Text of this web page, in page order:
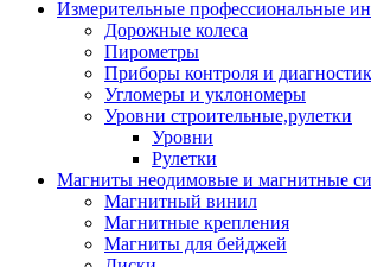
Измерительные профессиональные
Дорожные колеса
Пирометры
Приборы контроля и
Угломеры и уклономеры
Уровни строительные,рулетки
Уровни
Рулетки
Магниты неодимовые и магнитные
Магнитный винил
Магнитные крепления
Магниты для бейджей